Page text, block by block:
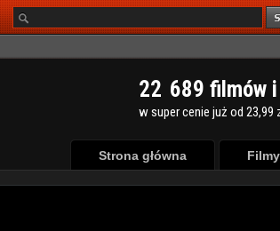
22 689 filmów
w super cenie już od 23,99
Strona główna